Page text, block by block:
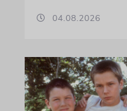
04.08.2026